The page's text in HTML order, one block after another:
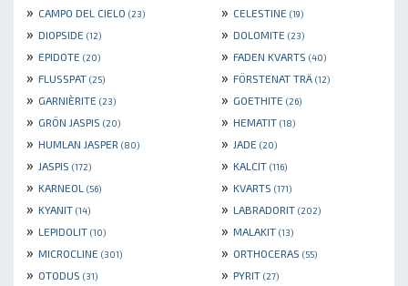
» CAMPO DEL CIELO (23) » CELESTINE (19)
» DIOPSIDE (12) » DOLOMITE (23)
» EPIDOTE (20) » FADEN KVARTS (40)
» FLUSSPAT (25) » FÖRSTENAT TRÄ (12)
» GARNIÈRITE (23) » GOETHITE (26)
» GRÖN JASPIS (20) » HEMATIT (18)
» HUMLAN JASPER (80) » JADE (20)
» JASPIS (172) » KALCIT (116)
» KARNEOL (56) » KVARTS (171)
» KYANIT (14) » LABRADORIT (202)
» LEPIDOLIT (10) » MALAKIT (13)
» MICROCLINE (301) » ORTHOCERAS (55)
» OTODUS (31) » PYRIT (27)